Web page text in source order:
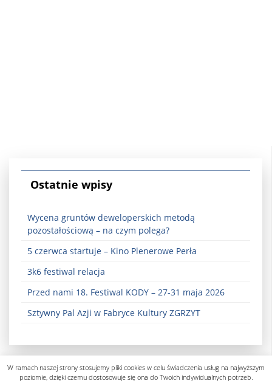
Ostatnie wpisy
Wycena gruntów deweloperskich metodą
pozostałościową – na czym polega?
5 czerwca startuje – Kino Plenerowe Perła
3k6 festiwal relacja
Przed nami 18. Festiwal KODY – 27-31 maja 2026
Sztywny Pal Azji w Fabryce Kultury ZGRZYT
W ramach naszej strony stosujemy pliki cookies w celu świadczenia usług na najwyższym
poziomie, dzięki czemu dostosowuje się ona do Twoich indywidualnych potrzeb.